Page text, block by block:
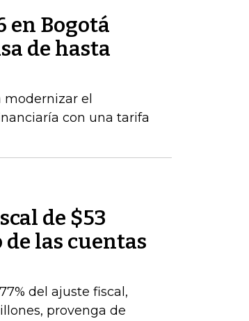
en Bogotá
de hasta
el
con una tarifa
de $53
las cuentas
del ajuste fiscal,
provenga de